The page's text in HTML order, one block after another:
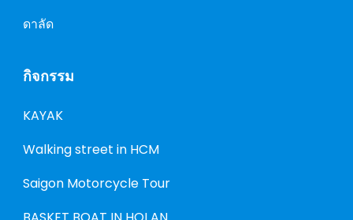
ดาลัด
กิจกรรม
KAYAK
Walking street in HCM
Saigon Motorcycle Tour